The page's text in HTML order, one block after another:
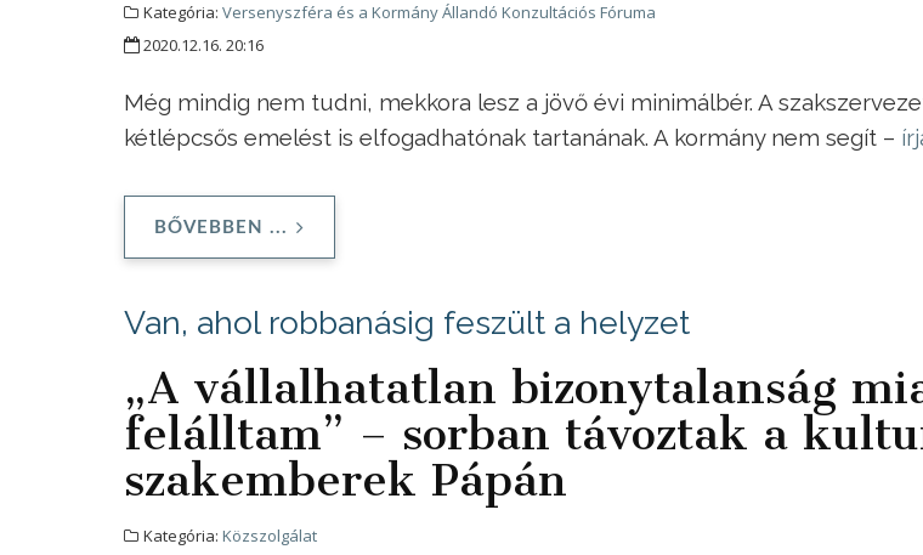
Kategória: Versenyszféra és a Kormány Állandó Konzultációs Fóruma
2020.12.16. 20:16
Még mindig nem tudni, mekkora lesz a jövő évi minimálbér. A
kétlépcsős emelést is elfogadhatónak tartanának. A kormány nem segít –
BŐVEBBEN ...
Van, ahol robbanásig feszült a helyzet
„A vállalhatatlan bizonytalanság
felálltam” – sorban távoztak a
szakemberek Pápán
Kategória: Közszolgálat